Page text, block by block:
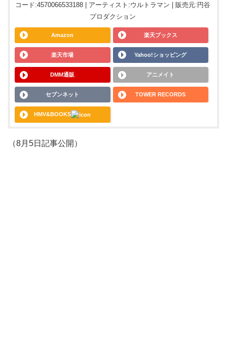
コード:4570066533188 | アーティスト:ウルトラマン | 販売元:円谷
プロダクション
Amazon 楽天ブックス
楽天市場 Yahoo!ショッピング
DMM通販 アニメイト
セブンネット TOWER RECORDS
HMV&BOOKS
（8月5日記事公開）